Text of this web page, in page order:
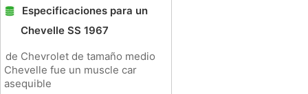
Especificaciones para un
Chevelle SS 1967
de Chevrolet de tamaño medio
Chevelle fue un muscle car
asequible